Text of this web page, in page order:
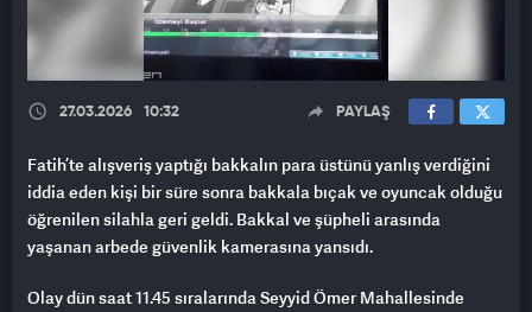
27.03.2026 10:32 PAYLAŞ
Fatih’te alışveriş yaptığı bakkalın para üstünü yanlış verdiğini
iddia eden kişi bir süre sonra bakkala bıçak ve oyuncak olduğu
öğrenilen silahla geri geldi. Bakkal ve şüpheli arasında
yaşanan arbede güvenlik kamerasına yansıdı.
Olay dün saat 11.45 sıralarında Seyyid Ömer Mahallesinde